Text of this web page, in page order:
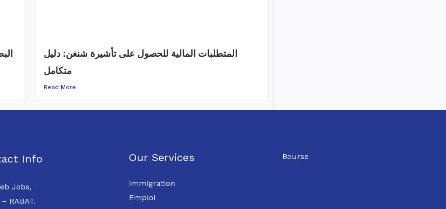
المتطلبات المالية للحصول على تأشيرة شنغن: دليل
متكامل
Read More
Info
Jobs,
RABAT.
Our Services
immigration
Emploi
Bourse